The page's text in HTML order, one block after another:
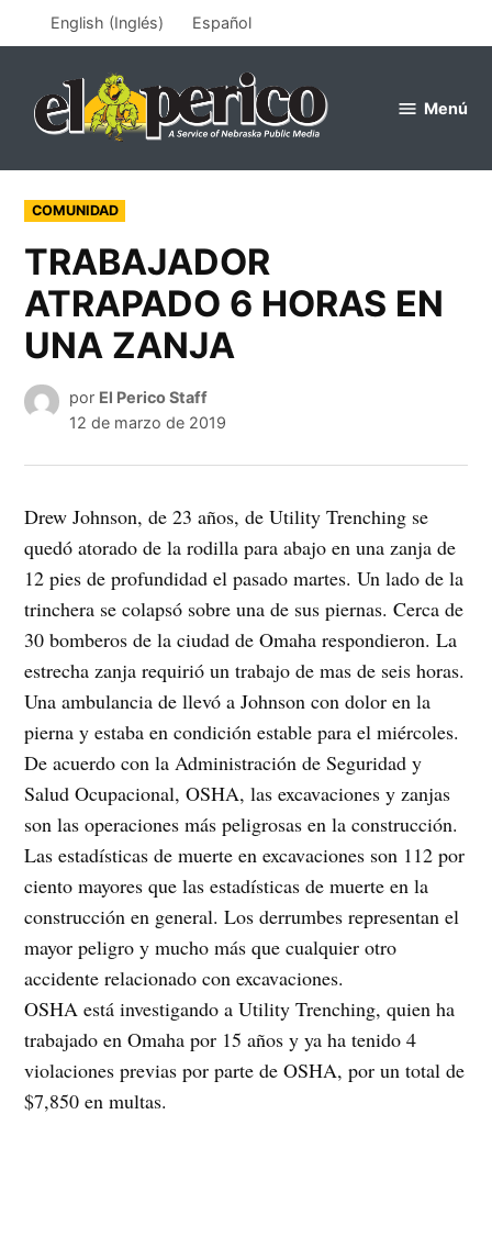
al
contenido
English (Inglés) Español
Menú
PUBLICADO
EN
COMUNIDAD
TRABAJADOR
ATRAPADO 6 HORAS EN
UNA ZANJA
por El Perico Staff
12 de marzo de 2019
Drew Johnson, de 23 años, de Utility Trenching se
quedó atorado de la rodilla para abajo en una zanja de
12 pies de profundidad el pasado martes. Un lado de la
trinchera se colapsó sobre una de sus piernas. Cerca de
30 bomberos de la ciudad de Omaha respondieron. La
estrecha zanja requirió un trabajo de mas de seis horas.
Una ambulancia de llevó a Johnson con dolor en la
pierna y estaba en condición estable para el miércoles.
De acuerdo con la Administración de Seguridad y
Salud Ocupacional, OSHA, las excavaciones y zanjas
son las operaciones más peligrosas en la construcción.
Las estadísticas de muerte en excavaciones son 112 por
ciento mayores que las estadísticas de muerte en la
construcción en general. Los derrumbes representan el
mayor peligro y mucho más que cualquier otro
accidente relacionado con excavaciones.
OSHA está investigando a Utility Trenching, quien ha
trabajado en Omaha por 15 años y ya ha tenido 4
violaciones previas por parte de OSHA, por un total de
$7,850 en multas.